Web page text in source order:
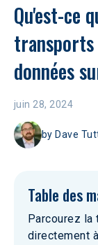
Qu'est-ce
données
juin 28, 2024
by Dave
Table des
Parcourez la
directement